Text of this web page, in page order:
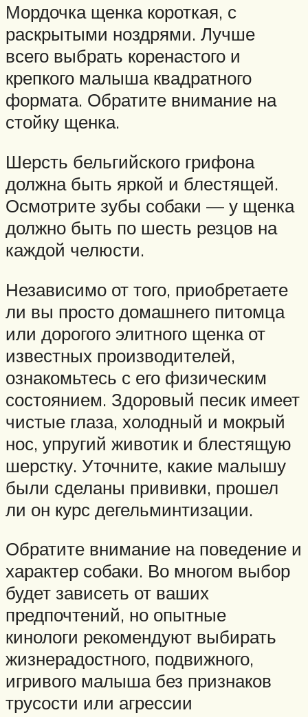
Мордочка щенка короткая, с
раскрытыми ноздрями. Лучше
всего выбрать коренастого и
крепкого малыша квадратного
формата. Обратите внимание на
стойку щенка.
Шерсть бельгийского грифона
должна быть яркой и блестящей.
Осмотрите зубы собаки — у щенка
должно быть по шесть резцов на
каждой челюсти.
Независимо от того, приобретаете
ли вы просто домашнего питомца
или дорогого элитного щенка от
известных производителей,
ознакомьтесь с его физическим
состоянием. Здоровый песик имеет
чистые глаза, холодный и мокрый
нос, упругий животик и блестящую
шерстку. Уточните, какие малышу
были сделаны прививки, прошел
ли он курс дегельминтизации.
Обратите внимание на поведение и
характер собаки. Во многом выбор
будет зависеть от ваших
предпочтений, но опытные
кинологи рекомендуют выбирать
жизнерадостного, подвижного,
игривого малыша без признаков
трусости или агрессии